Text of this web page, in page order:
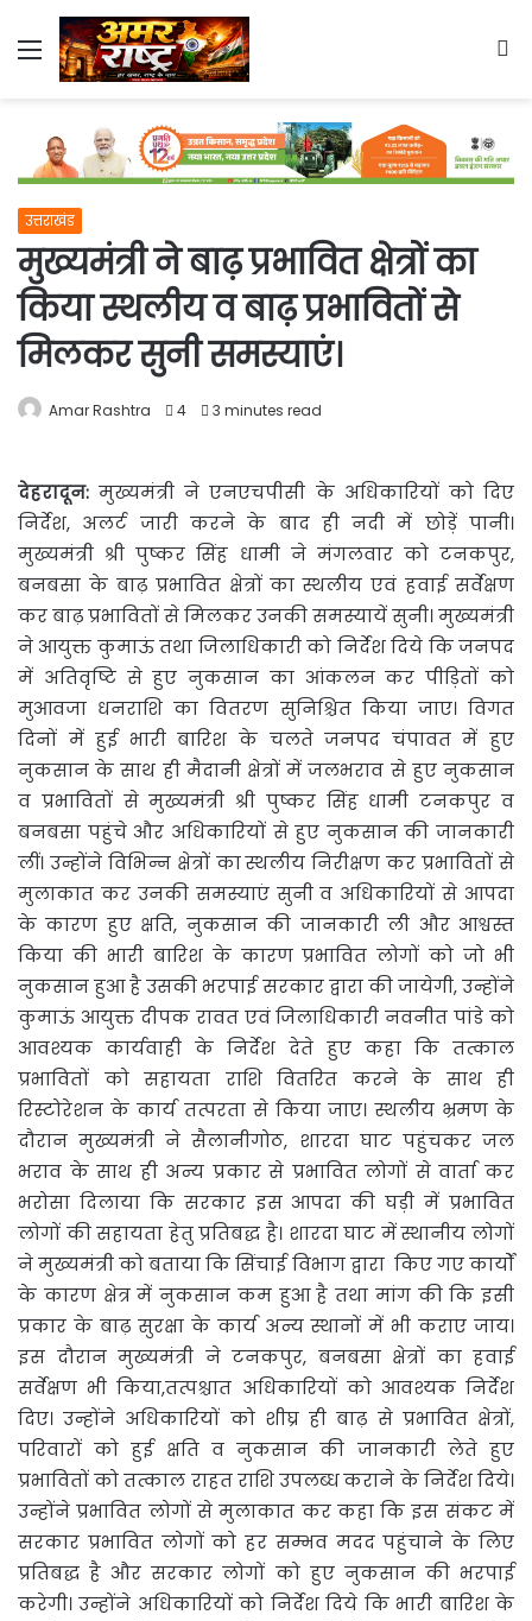
Menu
उत्तराखंड
मुख्यमंत्री ने बाढ़ प्रभावित क्षेत्रों का
किया स्थलीय व बाढ़ प्रभावितों से
मिलकर सुनी समस्याएं।
Amar Rashtra 4 3 minutes read
देहरादून:मुख्यमंत्री ने एनएचपीसी के अधिकारियों को दिए
निर्देश, अलर्ट जारी करने के बाद ही नदी में छोड़ें पानी।
मुख्यमंत्री श्री पुष्कर सिंह धामी ने मंगलवार को टनकपुर,
बनबसा के बाढ़ प्रभावित क्षेत्रों का स्थलीय एवं हवाई सर्वेक्षण
कर बाढ़ प्रभावितों से मिलकर उनकी समस्यायें सुनी। मुख्यमंत्री
ने आयुक्त कुमाऊं तथा जिलाधिकारी को निर्देश दिये कि जनपद
में अतिवृष्टि से हुए नुकसान का आंकलन कर पीड़ितों को
मुआवजा धनराशि का वितरण सुनिश्चित किया जाए। विगत
दिनों में हुई भारी बारिश के चलते जनपद चंपावत में हुए
नुकसान के साथ ही मैदानी क्षेत्रों में जलभराव से हुए नुकसान
व प्रभावितों से मुख्यमंत्री श्री पुष्कर सिंह धामी टनकपुर व
बनबसा पहुंचे और अधिकारियों से हुए नुकसान की जानकारी
लीं। उन्होंने विभिन्न क्षेत्रों का स्थलीय निरीक्षण कर प्रभावितों से
मुलाकात कर उनकी समस्याएं सुनी व अधिकारियों से आपदा
के कारण हुए क्षति, नुकसान की जानकारी ली और आश्वस्त
किया की भारी बारिश के कारण प्रभावित लोगों को जो भी
नुकसान हुआ है उसकी भरपाई सरकार द्वारा की जायेगी, उन्होंने
कुमाऊं आयुक्त दीपक रावत एवं जिलाधिकारी नवनीत पांडे को
आवश्यक कार्यवाही के निर्देश देते हुए कहा कि तत्काल
प्रभावितों को सहायता राशि वितरित करने के साथ ही
रिस्टोरेशन के कार्य तत्परता से किया जाए। स्थलीय भ्रमण के
दौरान मुख्यमंत्री ने सैलानीगोठ, शारदा घाट पहुंचकर जल
भराव के साथ ही अन्य प्रकार से प्रभावित लोगों से वार्ता कर
भरोसा दिलाया कि सरकार इस आपदा की घड़ी में प्रभावित
लोगों की सहायता हेतु प्रतिबद्ध है। शारदा घाट में स्थानीय लोगों
ने मुख्यमंत्री को बताया कि सिंचाई विभाग द्वारा किए गए कार्यों
के कारण क्षेत्र में नुकसान कम हुआ है तथा मांग की कि इसी
प्रकार के बाढ़ सुरक्षा के कार्य अन्य स्थानों में भी कराए जाय।
इस दौरान मुख्यमंत्री ने टनकपुर, बनबसा क्षेत्रों का हवाई
सर्वेक्षण भी किया,तत्पश्चात अधिकारियों को आवश्यक निर्देश
दिए। उन्होंने अधिकारियों को शीघ्र ही बाढ़ से प्रभावित क्षेत्रों,
परिवारों को हुई क्षति व नुकसान की जानकारी लेते हुए
प्रभावितों को तत्काल राहत राशि उपलब्ध कराने के निर्देश दिये।
उन्होंने प्रभावित लोगों से मुलाकात कर कहा कि इस संकट में
सरकार प्रभावित लोगों को हर सम्भव मदद पहुंचाने के लिए
प्रतिबद्ध है और सरकार लोगों को हुए नुकसान की भरपाई
करेगी। उन्होंने अधिकारियों को निर्देश दिये कि भारी बारिश के